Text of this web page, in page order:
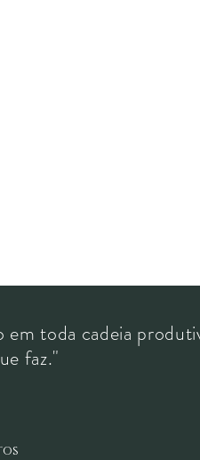
toda cadeia
faz."